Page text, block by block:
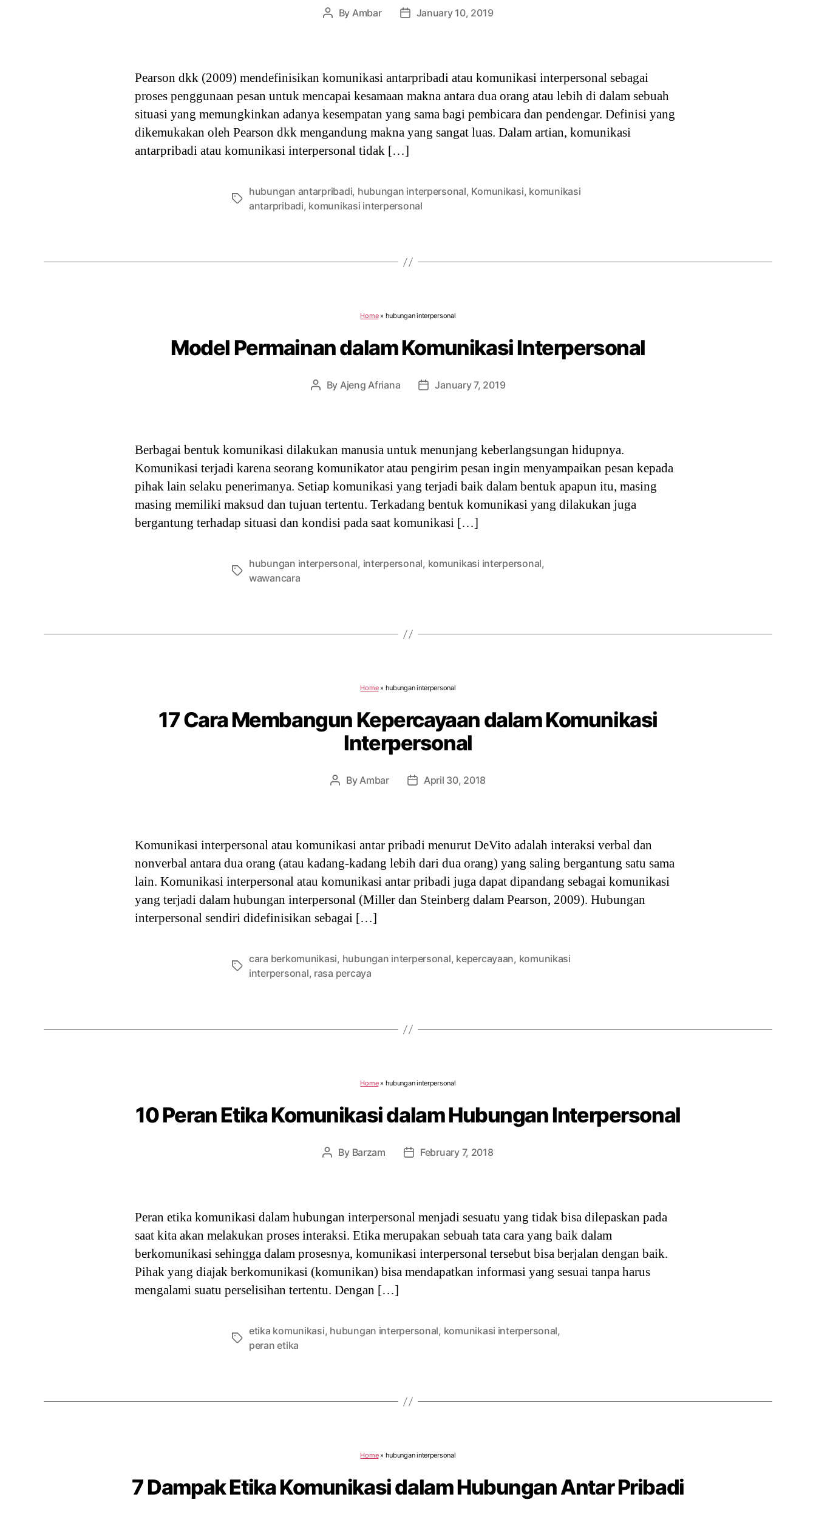
Post
By Ambar
PostJanuary 10, 2019
Pearson dkk (2009) mendefinisikan komunikasi antarpribadi atau komunikasi interpersonal sebagai
proses penggunaan pesan untuk mencapai kesamaan makna antara dua orang atau lebih di dalam sebuah
situasi yang memungkinkan adanya kesempatan yang sama bagi pembicara dan pendengar. Definisi yang
dikemukakan oleh Pearson dkk mengandung makna yang sangat luas. Dalam artian, komunikasi
antarpribadi atau komunikasi interpersonal tidak […]
Tags
hubungan antarpribadi, hubungan interpersonal, Komunikasi, komunikasi
antarpribadi, komunikasi interpersonal
Home» hubungan interpersonal
Model Permainan dalam Komunikasi Interpersonal
Post
By Ajeng Afriana
PostJanuary 7, 2019
Berbagai bentuk komunikasi dilakukan manusia untuk menunjang keberlangsungan hidupnya.
Komunikasi terjadi karena seorang komunikator atau pengirim pesan ingin menyampaikan pesan kepada
pihak lain selaku penerimanya. Setiap komunikasi yang terjadi baik dalam bentuk apapun itu, masing
masing memiliki maksud dan tujuan tertentu. Terkadang bentuk komunikasi yang dilakukan juga
bergantung terhadap situasi dan kondisi pada saat komunikasi […]
Tags
hubungan interpersonal, interpersonal, komunikasi interpersonal,
wawancara
Home» hubungan interpersonal
17 Cara Membangun Kepercayaan dalam Komunikasi
Interpersonal
Post
ByAmbar
PostApril 30, 2018
Komunikasi interpersonal atau komunikasi antar pribadi menurut DeVito adalah interaksi verbal dan
nonverbal antara dua orang (atau kadang-kadang lebih dari dua orang) yang saling bergantung satu sama
lain. Komunikasi interpersonal atau komunikasi antar pribadi juga dapat dipandang sebagai komunikasi
yang terjadi dalam hubungan interpersonal (Miller dan Steinberg dalam Pearson, 2009). Hubungan
interpersonal sendiri didefinisikan sebagai […]
Tags
cara berkomunikasi, hubungan interpersonal, kepercayaan, komunikasi
interpersonal, rasa percaya
Home» hubungan interpersonal
10 Peran Etika Komunikasi dalam Hubungan Interpersonal
Post
By Barzam
PostFebruary 7, 2018
Peran etika komunikasi dalam hubungan interpersonal menjadi sesuatu yang tidak bisa dilepaskan pada
saat kita akan melakukan proses interaksi. Etika merupakan sebuah tata cara yang baik dalam
berkomunikasi sehingga dalam prosesnya, komunikasi interpersonal tersebut bisa berjalan dengan baik.
Pihak yang diajak berkomunikasi (komunikan) bisa mendapatkan informasi yang sesuai tanpa harus
mengalami suatu perselisihan tertentu. Dengan […]
Tags
etika komunikasi, hubungan interpersonal, komunikasi interpersonal,
peran etika
Home» hubungan interpersonal
7 Dampak Etika Komunikasi dalam Hubungan Antar Pribadi